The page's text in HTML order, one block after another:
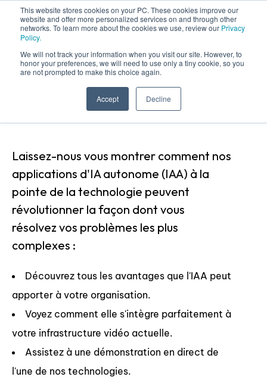
This website stores cookies on your PC. These cookies improve our
website and offer more personalized services on and through other
networks. To learn more about the cookies we use, review our Privacy
Policy.
We will not track your information when you visit our site. However, to
honor your preferences, we will need to use only a tiny cookie, so you
are not prompted to make this choice again.
Accept Decline
Commencez votre voyage avec l'IAA
Laissez-nous vous montrer comment nos
applications d'IA autonome (IAA) à la
pointe de la technologie peuvent
révolutionner la façon dont vous
résolvez vos problèmes les plus
complexes :
Découvrez tous les avantages que l'IAA peut
apporter à votre organisation.
Voyez comment elle s'intègre parfaitement à
votre infrastructure vidéo actuelle.
Assistez à une démonstration en direct de
l'une de nos technologies.